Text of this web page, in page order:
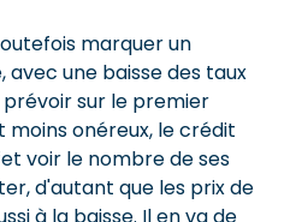
marquer un
une baisse des taux
sur le premier
onéreux, le crédit
voir le nombre de ses
d'autant que les prix de